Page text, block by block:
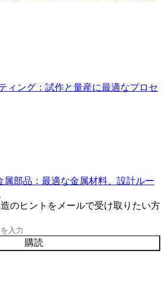
ィング：試作と量産に最適なプロセ
属部品：最適な金属材料、設計ルー
のヒントをメールで受け取りたい方
購読